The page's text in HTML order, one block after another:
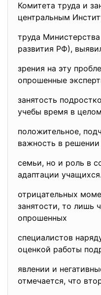
Комитета труда и
центральным
труда
развития РФ),
зрения на эту
опрошенные
занятость
учебы время в
положительное,
важность в
семьи, но и роль в
адаптации
отрицательных
занятости, то лишь
опрошенных
специалистов
оценкой работы
явлении и
отмечается, что